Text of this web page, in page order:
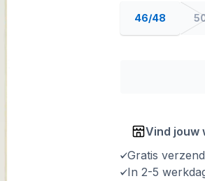
46/48
Vind jouw
Gratis
In 2-5